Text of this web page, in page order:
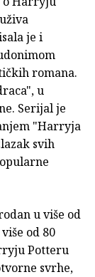
je i
romana.
u
Serijal je
"Harryja
svih
u više od
od 80
Potteru
svrhe,